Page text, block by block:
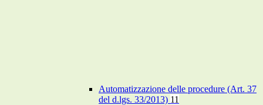
Automatizzazione delle procedure (Art. 37
del d.lgs. 33/2013) 11